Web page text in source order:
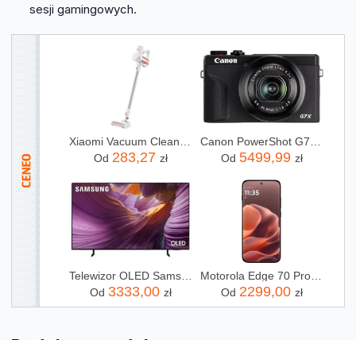
sesji gamingowych.
Od 283,27 zł
Od 5499,99 zł
Telewizor OLED Samsung QE55S85FAU 55 cali 4K UHD
Od 3333,00 zł
Motorola Edge 70 Pro 8/256GB Bordowy
Od 2299,00 zł